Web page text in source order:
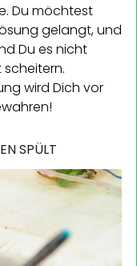
Du möchtest
gelangt, und
Du es nicht
scheitern.
wird Dich vor
SPÜLT